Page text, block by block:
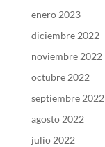
enero 2023
diciembre 2022
noviembre 2022
octubre 2022
septiembre 2022
agosto 2022
julio 2022